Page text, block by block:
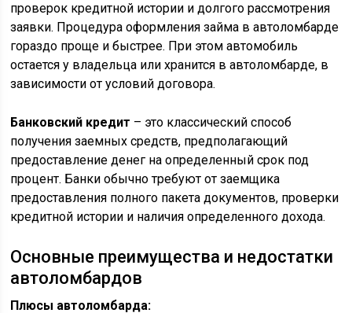
проверок кредитной истории и долгого рассмотрения
заявки. Процедура оформления займа в автоломбарде
гораздо проще и быстрее. При этом автомобиль
остается у владельца или хранится в автоломбарде, в
зависимости от условий договора.
Банковский кредит – это классический способ
получения заемных средств, предполагающий
предоставление денег на определенный срок под
процент. Банки обычно требуют от заемщика
предоставления полного пакета документов, проверки
кредитной истории и наличия определенного дохода.
Основные преимущества и недостатки
автоломбардов
Плюсы автоломбарда: